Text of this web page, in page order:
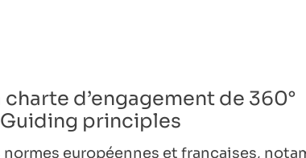
d’engagement de 360°
principles
européennes et françaises,